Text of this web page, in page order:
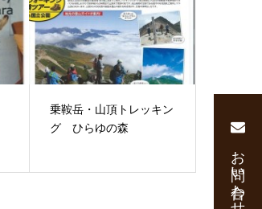
乗鞍岳・山頂トレッキン
グ ひらゆの森
お問い合わせ